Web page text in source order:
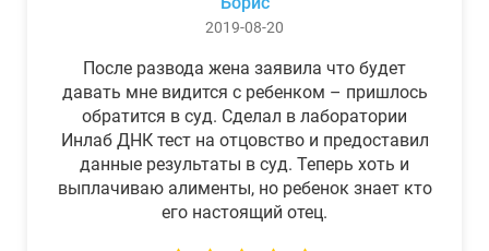
2019-08-20
После развода жена заявила что будет
давать мне видится с ребенком – пришлось
обратится в суд. Сделал в лаборатории
Инлаб ДНК тест на отцовство и предоставил
данные результаты в суд. Теперь хоть и
выплачиваю алименты, но ребенок знает кто
его настоящий отец.